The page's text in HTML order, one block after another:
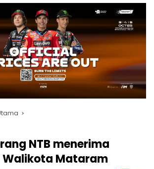
NTB menerima
Walikota Mataram